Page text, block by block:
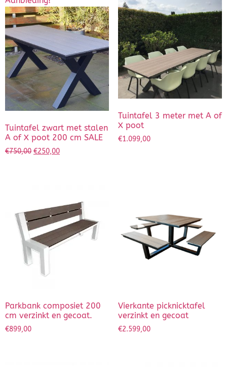
Tuintafel zwart met stalen
A of X poot 200 cm SALE
€750,00 €250,00
Tuintafel 3 meter met A of
X poot
€1.099,00
Parkbank composiet 200
cm verzinkt en gecoat.
€899,00
Vierkante picknicktafel
verzinkt en gecoat
€2.599,00